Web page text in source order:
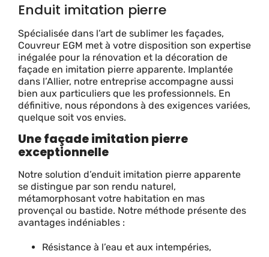
Enduit imitation pierre
Spécialisée dans l’art de sublimer les façades,
Couvreur EGM met à votre disposition son expertise
inégalée pour la rénovation et la décoration de
façade en imitation pierre apparente. Implantée
dans l’Allier, notre entreprise accompagne aussi
bien aux particuliers que les professionnels. En
définitive, nous répondons à des exigences variées,
quelque soit vos envies.
Une façade imitation pierre
exceptionnelle
Notre solution d’enduit imitation pierre apparente
se distingue par son rendu naturel,
métamorphosant votre habitation en mas
provençal ou bastide. Notre méthode présente des
avantages indéniables :
Résistance à l’eau et aux intempéries,